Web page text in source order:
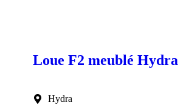
Loue F2 meublé Hydra
Hydra